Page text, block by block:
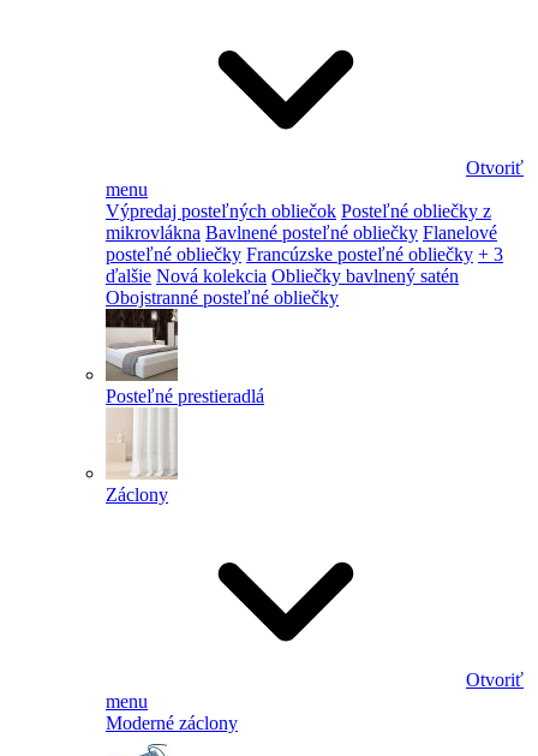
Otvoriť
menu
Výpredaj posteľných obliečok Posteľné obliečky z
mikrovlákna Bavlnené posteľné obliečky Flanelové
posteľné obliečky Francúzske posteľné obliečky + 3
ďalšie Nová kolekcia Obliečky bavlnený satén
Obojstranné posteľné obliečky
Posteľné prestieradlá
Záclony
Otvoriť
menu
Moderné záclony